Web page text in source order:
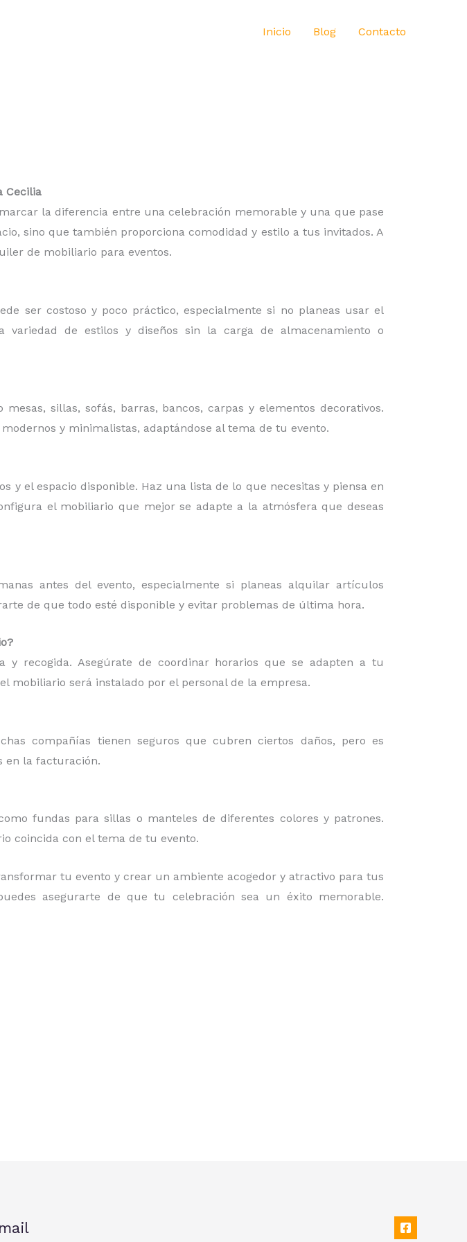
Inicio Blog Contacto
Cecilia
la diferencia entre una celebración memorable y una que pase
sino que también proporciona comodidad y estilo a tus invitados. A
de mobiliario para eventos.
ser costoso y poco práctico, especialmente si no planeas usar el
variedad de estilos y diseños sin la carga de almacenamiento o
sillas, sofás, barras, bancos, carpas y elementos decorativos.
y minimalistas, adaptándose al tema de tu evento.
y el espacio disponible. Haz una lista de lo que necesitas y piensa en
el mobiliario que mejor se adapte a la atmósfera que deseas
antes del evento, especialmente si planeas alquilar artículos
de que todo esté disponible y evitar problemas de última hora.
recogida. Asegúrate de coordinar horarios que se adapten a tu
mobiliario será instalado por el personal de la empresa.
compañías tienen seguros que cubren ciertos daños, pero es
en la facturación.
fundas para sillas o manteles de diferentes colores y patrones.
coincida con el tema de tu evento.
tu evento y crear un ambiente acogedor y atractivo para tus
asegurarte de que tu celebración sea un éxito memorable.